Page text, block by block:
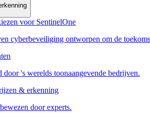
voor SentinelOne
cyberbeveiliging ontworpen om de
door 's werelds toonaangevende bedrijven.
& erkenning
door experts.